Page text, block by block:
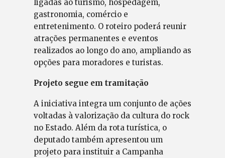
ligadas ao turismo, hospedagem,
gastronomia, comércio e
entretenimento. O roteiro poderá reunir
atrações permanentes e eventos
realizados ao longo do ano, ampliando as
opções para moradores e turistas.
Projeto segue em tramitação
A iniciativa integra um conjunto de ações
voltadas à valorização da cultura do rock
no Estado. Além da rota turística, o
deputado também apresentou um
projeto para instituir a Campanha